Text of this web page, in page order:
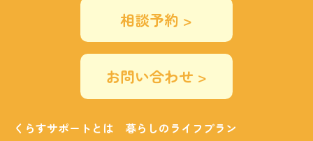
相談予約 >
お問い合わせ >
くらすサポートとは
暮らしのライフプラン